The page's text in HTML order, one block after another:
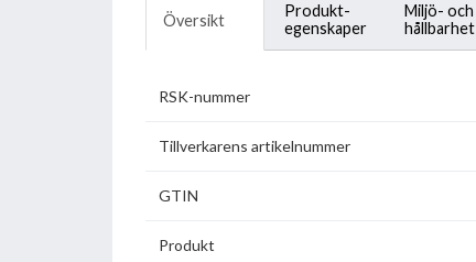
Översikt
Produkt-
egenskaper
Miljö- och
hållbarhet
RSK-nummer
Tillverkarens artikelnummer
GTIN
Produkt